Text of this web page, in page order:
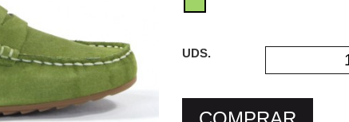
UDS.